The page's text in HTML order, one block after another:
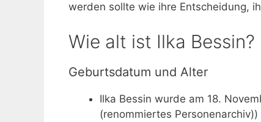
werden sollte wie ihre Entscheidung,
Wie alt ist Ilka Bessin?
Geburtsdatum und Alter
Ilka Bessin wurde am 18.
(renommiertes Personenarchiv))